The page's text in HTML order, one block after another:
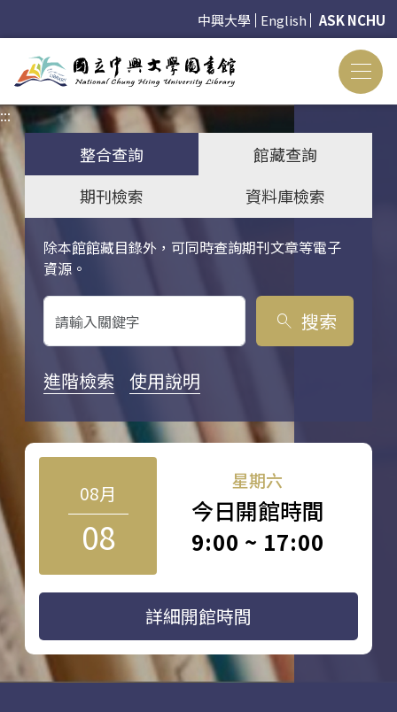
中興大學 English ASK NCHU
:::
整合查詢
館藏查詢
期刊檢索
資料庫檢索
除本館館藏目錄外，可同時查詢期刊文章等電子
資源。
關鍵字搜尋
search 搜索
進階檢索 使用說明
08月
08
星期六
今日開館時間
9:00 ~ 17:00
詳細開館時間